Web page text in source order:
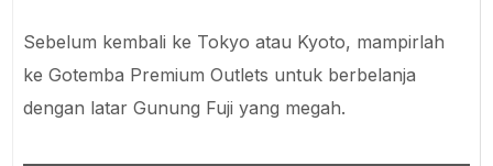
Sebelum kembali ke Tokyo atau Kyoto, mampirlah
ke Gotemba Premium Outlets untuk berbelanja
dengan latar Gunung Fuji yang megah.